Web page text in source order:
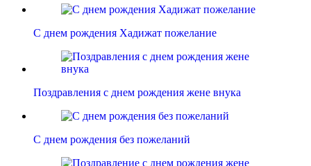
С днем рождения Хадижат пожелание
Поздравления с днем рождения жене внука
С днем рождения без пожеланий